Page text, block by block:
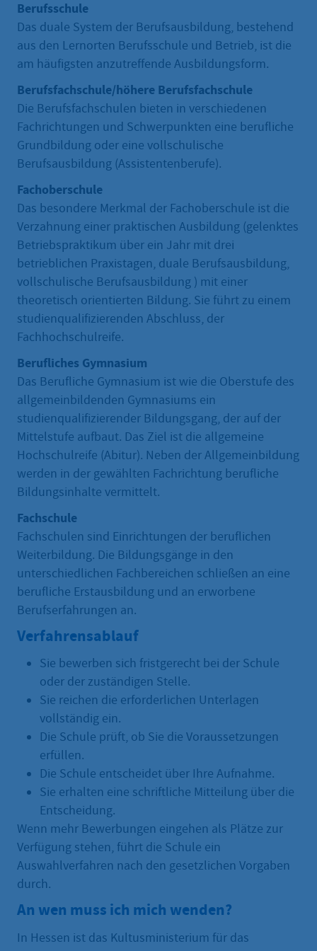
Berufsschule
Das duale System der Berufsausbildung, bestehend
aus den Lernorten Berufsschule und Betrieb, ist die
am häufigsten anzutreffende Ausbildungsform.
Berufsfachschule/höhere Berufsfachschule
Die Berufsfachschulen bieten in verschiedenen
Fachrichtungen und Schwerpunkten eine berufliche
Grundbildung oder eine vollschulische
Berufsausbildung (Assistentenberufe).
Fachoberschule
Das besondere Merkmal der Fachoberschule ist die
Verzahnung einer praktischen Ausbildung (gelenktes
Betriebspraktikum über ein Jahr mit drei
betrieblichen Praxistagen, duale Berufsausbildung,
vollschulische Berufsausbildung ) mit einer
theoretisch orientierten Bildung. Sie führt zu einem
studienqualifizierenden Abschluss, der
Fachhochschulreife.
Berufliches Gymnasium
Das Berufliche Gymnasium ist wie die Oberstufe des
allgemeinbildenden Gymnasiums ein
studienqualifizierender Bildungsgang, der auf der
Mittelstufe aufbaut. Das Ziel ist die allgemeine
Hochschulreife (Abitur). Neben der Allgemeinbildung
werden in der gewählten Fachrichtung berufliche
Bildungsinhalte vermittelt.
Fachschule
Fachschulen sind Einrichtungen der beruflichen
Weiterbildung. Die Bildungsgänge in den
unterschiedlichen Fachbereichen schließen an eine
berufliche Erstausbildung und an erworbene
Berufserfahrungen an.
Verfahrensablauf
Sie bewerben sich fristgerecht bei der Schule
oder der zuständigen Stelle.
Sie reichen die erforderlichen Unterlagen
vollständig ein.
Die Schule prüft, ob Sie die Voraussetzungen
erfüllen.
Die Schule entscheidet über Ihre Aufnahme.
Sie erhalten eine schriftliche Mitteilung über die
Entscheidung.
Wenn mehr Bewerbungen eingehen als Plätze zur
Verfügung stehen, führt die Schule ein
Auswahlverfahren nach den gesetzlichen Vorgaben
durch.
An wen muss ich mich wenden?
In Hessen ist das Kultusministerium für das